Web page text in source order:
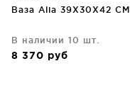
Ваза Alia 39X30X42 CM
В наличии 10 шт.
8 370 руб